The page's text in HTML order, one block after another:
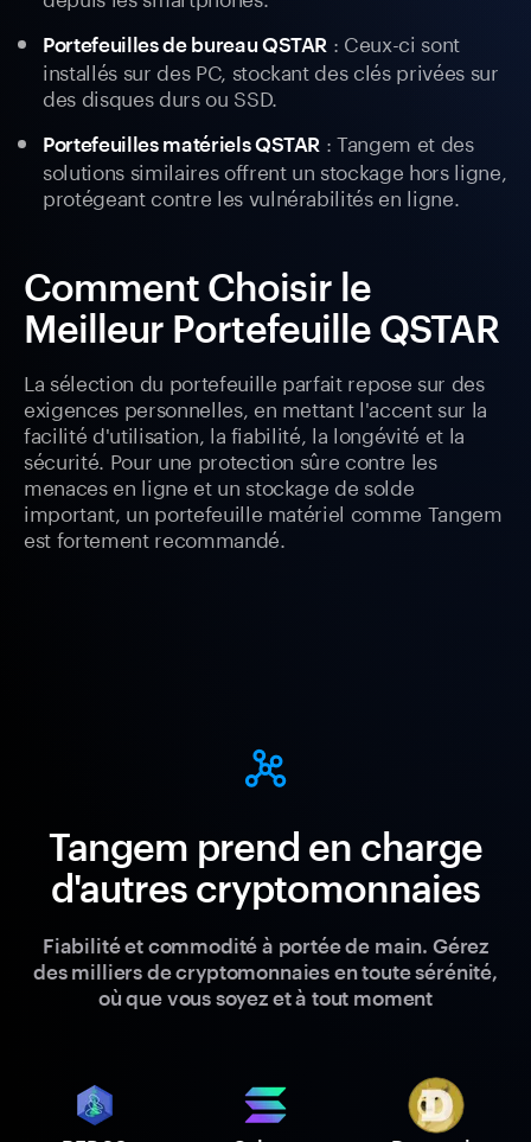
Portefeuilles de bureau QSTAR : Ceux-ci sont
installés sur des PC, stockant des clés privées sur
des disques durs ou SSD.
Portefeuilles matériels QSTAR : Tangem et des
solutions similaires offrent un stockage hors ligne,
protégeant contre les vulnérabilités en ligne.
Comment Choisir le
Meilleur Portefeuille QSTAR
La sélection du portefeuille parfait repose sur des
exigences personnelles, en mettant l'accent sur la
facilité d'utilisation, la fiabilité, la longévité et la
sécurité. Pour une protection sûre contre les
menaces en ligne et un stockage de solde
important, un portefeuille matériel comme Tangem
est fortement recommandé.
Tangem prend en charge
d'autres cryptomonnaies
Fiabilité et commodité à portée de main. Gérez
des milliers de cryptomonnaies en toute sérénité,
où que vous soyez et à tout moment